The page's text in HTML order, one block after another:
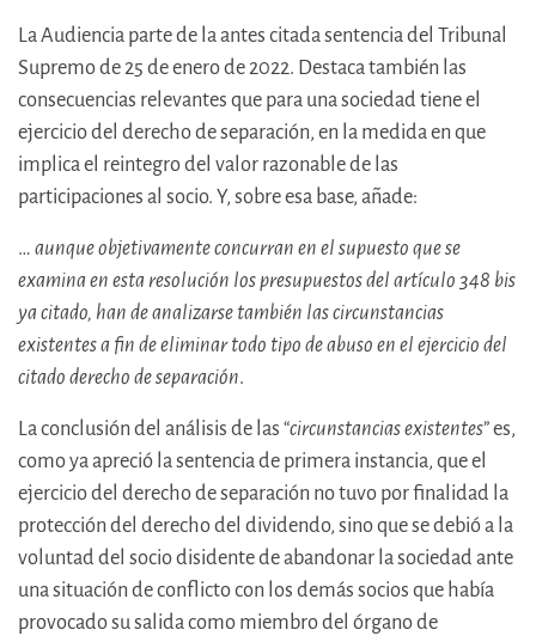
La Audiencia parte de la antes citada sentencia del Tribunal
Supremo de 25 de enero de 2022. Destaca también las
consecuencias relevantes que para una sociedad tiene el
ejercicio del derecho de separación, en la medida en que
implica el reintegro del valor razonable de las
participaciones al socio. Y, sobre esa base, añade:
… aunque objetivamente concurran en el supuesto que se
examina en esta resolución los presupuestos del artículo 348 bis
ya citado, han de analizarse también las circunstancias
existentes a fin de eliminar todo tipo de abuso en el ejercicio del
citado derecho de separación.
La conclusión del análisis de las “circunstancias existentes” es,
como ya apreció la sentencia de primera instancia, que el
ejercicio del derecho de separación no tuvo por finalidad la
protección del derecho del dividendo, sino que se debió a la
voluntad del socio disidente de abandonar la sociedad ante
una situación de conflicto con los demás socios que había
provocado su salida como miembro del órgano de